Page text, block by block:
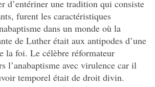
d’entériner une tradition qui consiste
furent les caractéristiques
dans un monde où la
de Luther était aux antipodes d’une
la foi. Le célèbre réformateur
l’anabaptisme avec virulence car il
temporel était de droit divin.